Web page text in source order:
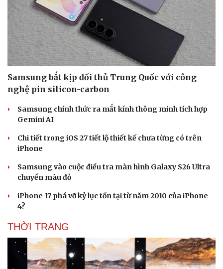
Sức khỏe
Dinh dưỡng - món ngon
Cây thuốc
Sản phụ khoa
Nam khoa
Làm đẹp - giảm cân
Phòng mạch online
Ăn sạch sống khỏe
Đời sống
Blog
Samsung bắt kịp đối thủ Trung Quốc với công
nghệ pin silicon-carbon
Samsung chính thức ra mắt kính thông minh tích hợp
Gemini AI
Chi tiết trong iOS 27 tiết lộ thiết kế chưa từng có trên
iPhone
Samsung vào cuộc điều tra màn hình Galaxy S26 Ultra
chuyển màu đỏ
iPhone 17 phá vỡ kỷ lục tồn tại từ năm 2010 của iPhone
4?
THỜI TRANG